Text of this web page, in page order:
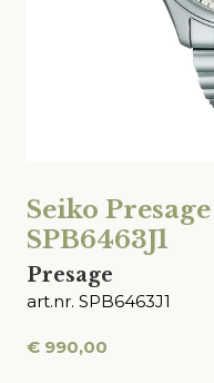
Seiko
SPB6463J1
Presage
art.nr. SPB6463J1
€ 990,00